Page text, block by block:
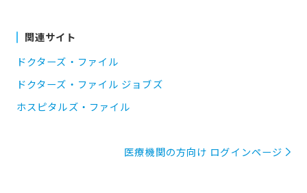
関連サイト
ドクターズ・ファイル
ドクターズ・ファイル ジョブズ
ホスピタルズ・ファイル
医療機関の方向け ログインページ